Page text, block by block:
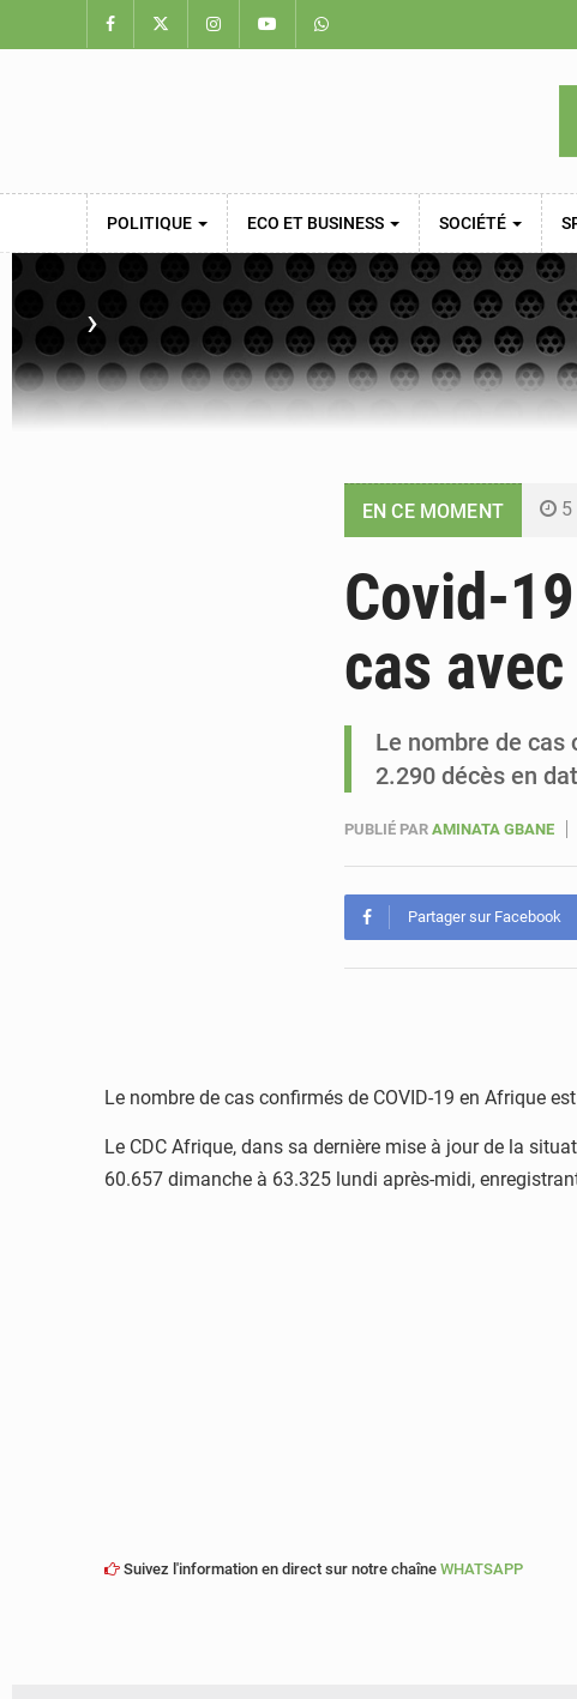
POLITIQUE ECO ET BUSINESS SOCIÉTÉ
›
EN CE MOMENT 5
5
5
Covid-
cas
Le nombre de cas
2.290 décès en
PUBLIÉ PAR AMINATA GBANE
Partager sur Facebook
Le nombre de cas confirmés de COVID-19 en Afrique
Le CDC Afrique, dans sa dernière mise à jour de la
60.657 dimanche à 63.325 lundi après-midi,
Suivez l'information en direct sur notre chaîne WHATSAPP